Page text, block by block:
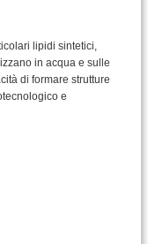
lipidi sintetici,
in acqua e sulle
di formare strutture
e